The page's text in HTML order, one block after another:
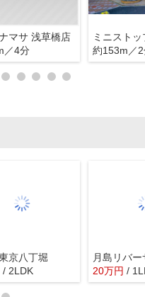
マサ 浅草橋店
／4分
約153m／
京八丁堀
/ 2LDK 20万円 /